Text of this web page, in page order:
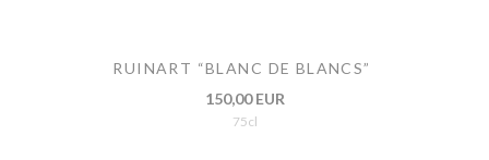
RUINART “BLANC DE BLANCS”
150,00 EUR
75cl